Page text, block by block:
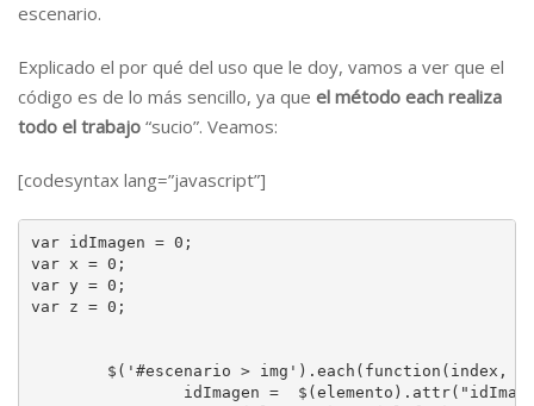
escenario.
Explicado el por qué del uso que le doy, vamos a ver que el
código es de lo más sencillo, ya que el método each realiza
todo el trabajo “sucio”. Veamos:
[codesyntax lang=”javascript”]
var idImagen = 0;
var x = 0;
var y = 0;
var z = 0;